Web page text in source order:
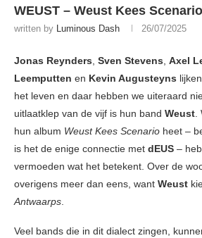
WEUST – Weust Kees Scenario
written by Luminous Dash 26/07/2025
Jonas Reynders, Sven Stevens, Axel
Leemputten en Kevin Augusteyns
het leven en daar hebben we uiteraard
uitlaatklep van de vijf is hun band Weust.
hun album Weust Kees Scenario heet –
is het de enige connectie met dEUS –
vermoeden wat het betekent. Over de
overigens meer dan eens, want Weust
Antwaarps.
Veel bands die in dit dialect zingen,